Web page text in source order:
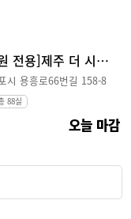
[기업회원 전용]제주 더 시에나 리조트
시 용흥로66번길 158-8
88실
오늘 마감